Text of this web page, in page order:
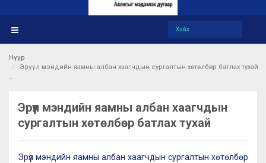
Нүүр
Эрүүл мэндийн яамны албан хаагчдын сургалтын хөтөлбөр батлах тухай
Эрүүл мэндийн яамны албан хаагчдын
сургалтын хөтөлбөр батлах тухай
Эрүүл мэндийн яамны албан хаагчдын сургалтын хөтөлбөр